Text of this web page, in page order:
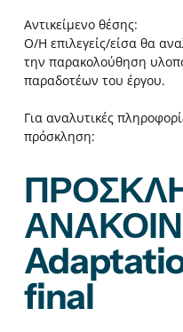
Αντικείμενο θέσης:
Ο/Η επιλεγείς/είσα θα
την παρακολούθηση
παραδοτέων του έργου.
Για αναλυτικές
πρόσκληση:
final